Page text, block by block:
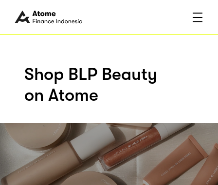
Shop BLP Beauty
on Atome